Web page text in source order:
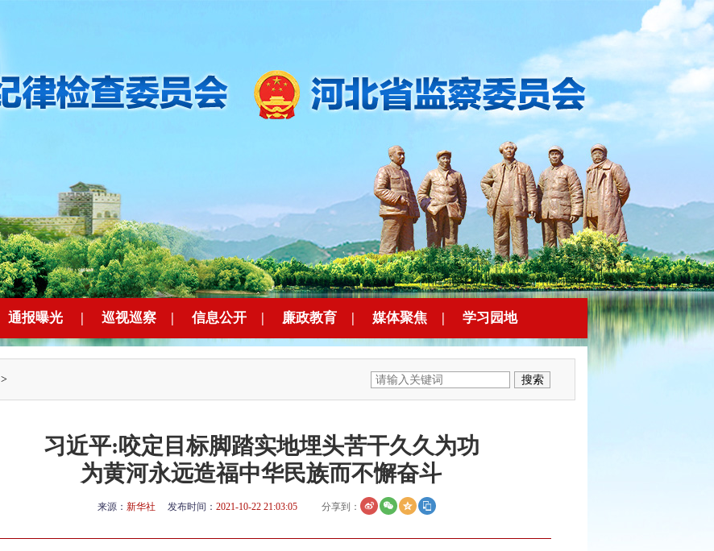
通报曝光 | 巡视巡察 | 信息公开 | 廉政教育 | 媒体聚焦 | 学习园地
>
习近平:咬定目标脚踏实地埋头苦干久久为功
为黄河永远造福中华民族而不懈奋斗
来源： 新华社 发布时间： 2021-10-22 21:03:05 分享到：